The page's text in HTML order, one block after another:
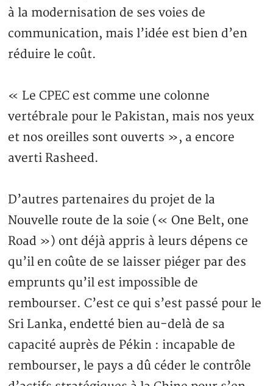
à la modernisation de ses voies de
communication, mais l’idée est bien d’en
réduire le coût.
« Le CPEC est comme une colonne
vertébrale pour le Pakistan, mais nos yeux
et nos oreilles sont ouverts », a encore
averti Rasheed.
D’autres partenaires du projet de la
Nouvelle route de la soie (« One Belt, one
Road ») ont déjà appris à leurs dépens ce
qu’il en coûte de se laisser piéger par des
emprunts qu’il est impossible de
rembourser. C’est ce qui s’est passé pour le
Sri Lanka, endetté bien au-delà de sa
capacité auprès de Pékin : incapable de
rembourser, le pays a dû céder le contrôle